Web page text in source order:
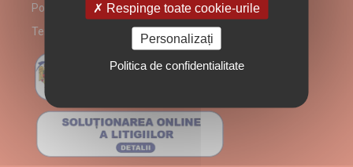
Politică prelucrare date
Termeni și Condiții
Respinge toate cookie-urile
Personalizați
Politica de confidentialitate